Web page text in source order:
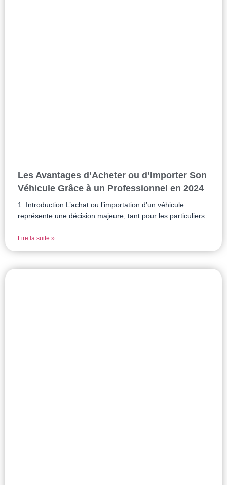
Les Avantages d’Acheter ou d’Importer Son
Véhicule Grâce à un Professionnel en 2024
1. Introduction L’achat ou l’importation d’un véhicule
représente une décision majeure, tant pour les particuliers
Lire la suite »